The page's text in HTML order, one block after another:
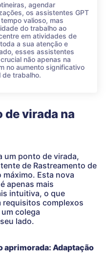
agendar
os assistentes GPT
valioso, mas
do trabalho ao
em atividades de
a sua atenção e
esses assistentes
não apenas na
no aumento significativo
trabalho.
de virada na
um ponto de virada,
de Rastreamento de
máximo. Esta nova
apenas mais
intuitiva, o que
requisitos complexos
colega
lado.
aprimorada: Adaptação